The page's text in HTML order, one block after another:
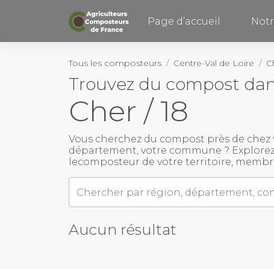
Page d’accueil
Tous les composteurs Centre-Val de Loire
Trouvez du compost
Cher / 18
Vous cherchez du compost près de chez
département, votre commune ?
lecomposteur de votre territoire,
Aucun résultat